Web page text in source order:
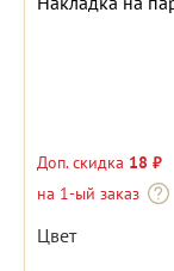
Доп. скидка 18 ₽
на 1-ый заказ
Цвет